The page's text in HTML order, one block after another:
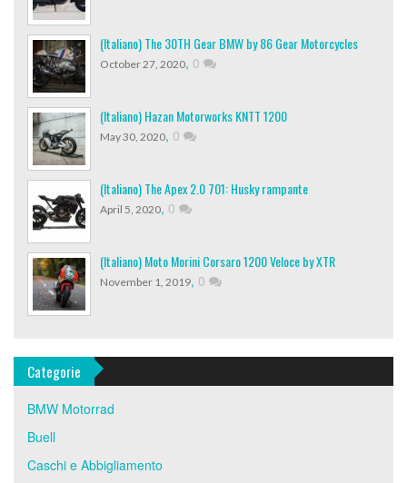
(Italiano) The 30TH Gear BMW by 86 Gear Motorcycles
October 27, 2020, 0
(Italiano) Hazan Motorworks KNTT 1200
May 30, 2020, 0
(Italiano) The Apex 2.0 701: Husky rampante
April 5, 2020, 0
(Italiano) Moto Morini Corsaro 1200 Veloce by XTR
November 1, 2019, 0
Categorie
BMW Motorrad
Buell
Caschi e Abbigliamento